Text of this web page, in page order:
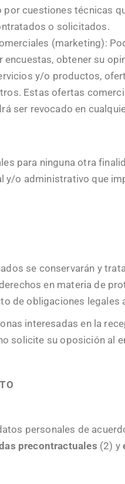
cuestiones técnicas
o solicitados.
(marketing):
obtener su
y/o productos,
Estas ofertas
ser revocado en
para ninguna otra
y/o administrativo que
se conservarán y
en materia de
de obligaciones
interesadas en la
solicite su oposición al
personales de
precontractuales (2) y